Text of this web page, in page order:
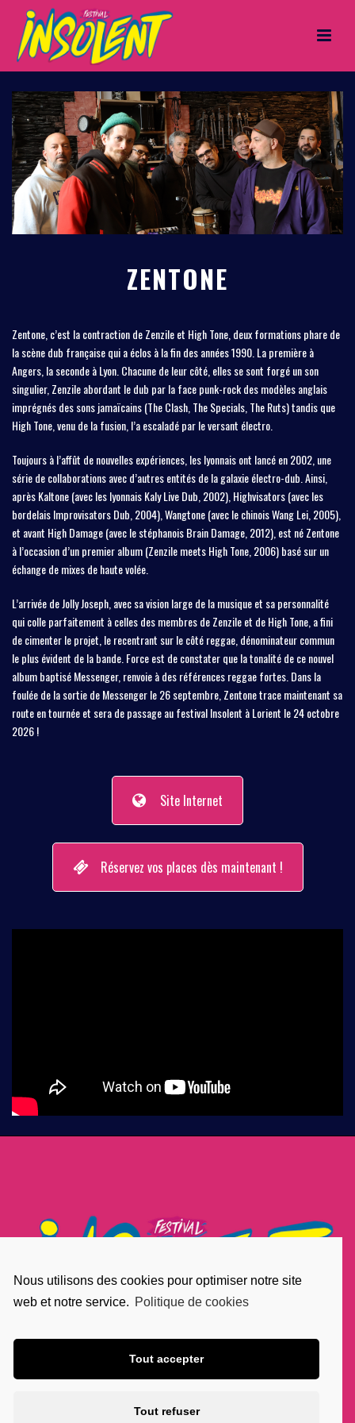
ZENTONE
Zentone, c’est la contraction de Zenzile et High Tone, deux formations phare de
la scène dub française qui a éclos à la fin des années 1990. La première à
Angers, la seconde à Lyon. Chacune de leur côté, elles se sont forgé un son
singulier, Zenzile abordant le dub par la face punk-rock des modèles anglais
imprégnés des sons jamaïcains (The Clash, The Specials, The Ruts) tandis que
High Tone, venu de la fusion, l’a escaladé par le versant électro.
Toujours à l’affût de nouvelles expériences, les lyonnais ont lancé en 2002, une
série de collaborations avec d’autres entités de la galaxie électro-dub. Ainsi,
après Kaltone (avec les lyonnais Kaly Live Dub, 2002), Highvisators (avec les
bordelais Improvisators Dub, 2004), Wangtone (avec le chinois Wang Lei, 2005),
et avant High Damage (avec le stéphanois Brain Damage, 2012), est né Zentone
à l’occasion d’un premier album (Zenzile meets High Tone, 2006) basé sur un
échange de mixes de haute volée.
L’arrivée de Jolly Joseph, avec sa vision large de la musique et sa personnalité
qui colle parfaitement à celles des membres de Zenzile et de High Tone, a fini
de cimenter le projet, le recentrant sur le côté reggae, dénominateur commun
le plus évident de la bande. Force est de constater que la tonalité de ce nouvel
album baptisé Messenger, renvoie à des références reggae fortes. Dans la
foulée de la sortie de Messenger le 26 septembre, Zentone trace maintenant sa
route en tournée et sera de passage au festival Insolent à Lorient le 24 octobre
2026 !
Site Internet
Réservez vos places dès maintenant !
Régie Scène| une création :
Nous utilisons des cookies pour optimiser notre site
web et notre service. Politique de cookies
Tout accepter
Tout refuser